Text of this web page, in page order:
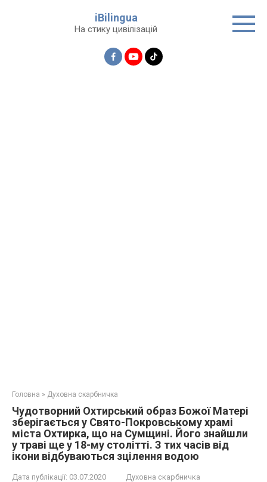
iBilingua
На стику цивілізацій
Головна » Духовна скарбничка
Чудотворний Охтирський образ Божої Матері
зберігається у Свято-Покровському храмі
міста Охтирка, що на Сумщині. Його знайшли
у траві ще у 18-му столітті. З тих часів від
ікони відбуваються зцілення водою
Дата публікації: 03.07.2020 Духовна скарбничка